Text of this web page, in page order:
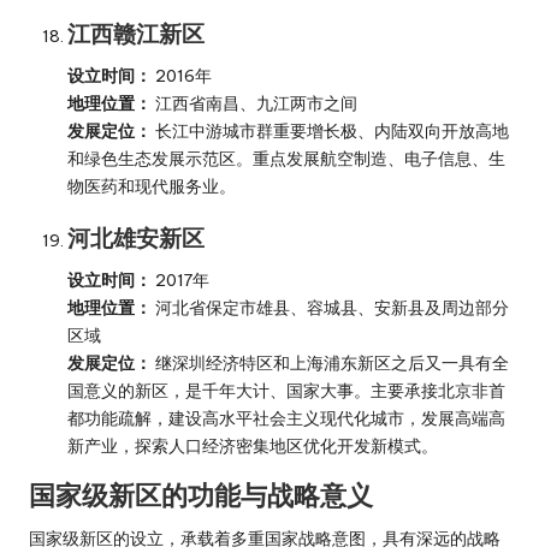
江西赣江新区
设立时间： 2016年
地理位置： 江西省南昌、九江两市之间
发展定位： 长江中游城市群重要增长极、内陆双向开放高地
和绿色生态发展示范区。重点发展航空制造、电子信息、生
物医药和现代服务业。
河北雄安新区
设立时间： 2017年
地理位置： 河北省保定市雄县、容城县、安新县及周边部分
区域
发展定位： 继深圳经济特区和上海浦东新区之后又一具有全
国意义的新区，是千年大计、国家大事。主要承接北京非首
都功能疏解，建设高水平社会主义现代化城市，发展高端高
新产业，探索人口经济密集地区优化开发新模式。
国家级新区的功能与战略意义
国家级新区的设立，承载着多重国家战略意图，具有深远的战略